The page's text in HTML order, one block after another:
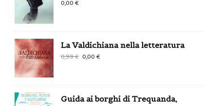
0,00€
La Valdichiana nella letteratura
0,99€
era:
0,99 €.
0,00€
è:
0,00 €.
Guida ai borghi di Trequanda,